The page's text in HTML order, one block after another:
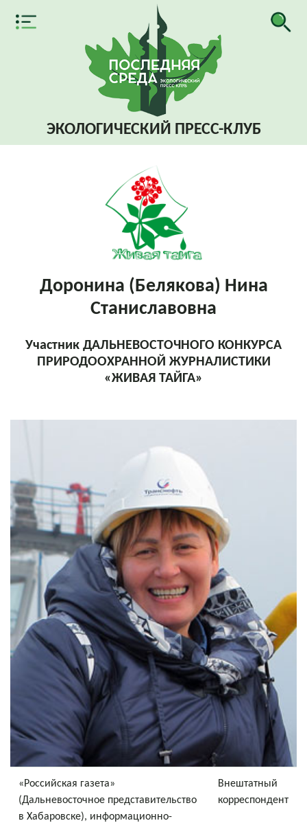
ЭКОЛОГИЧЕСКИЙ ПРЕСС-КЛУБ
Доронина (Белякова) Нина
Станиславовна
Участник ДАЛЬНЕВОСТОЧНОГО КОНКУРСА
ПРИРОДООХРАННОЙ ЖУРНАЛИСТИКИ
«ЖИВАЯ ТАЙГА»
«Российская газета»
(Дальневосточное представительство
в Хабаровске), информационно-
Внештатный
корреспондент